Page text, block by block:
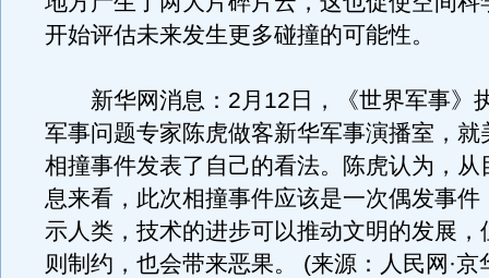
开始评估未来发生更多碰撞的可能性。
新华网消息：2月12日，《世界军事》
军事问题专家陈虎做客新华军事演播室，就
相撞事件发表了自己的看法。陈虎认为，从
息来看，此次相撞事件应该是一次偶发事件
示人类，技术的进步可以推动文明的发展，
则制约，也会带来恶果。 (来源：人民网·京